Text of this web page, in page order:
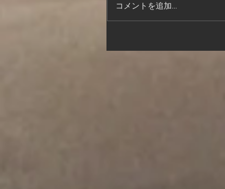
コメントを追加…